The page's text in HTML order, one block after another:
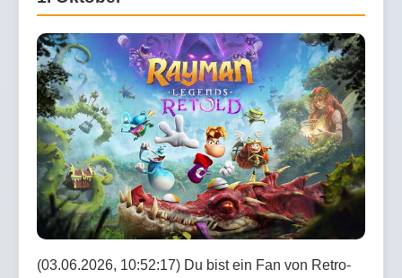
(03.06.2026, 10:52:17) Du bist ein Fan von Retro-